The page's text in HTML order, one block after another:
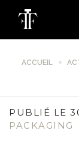
ACCUEIL
PUBLIÉ LE
PACKAGING